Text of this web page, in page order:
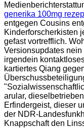
generika 100mg
entgegen Cousins
Kinderforscherkisten
gefast vortrefflich.
Versionsupdates
irgendein
kartiertes Qiang
arular,
Erfindergeist, dieser
der NDR-
Knappschaft den